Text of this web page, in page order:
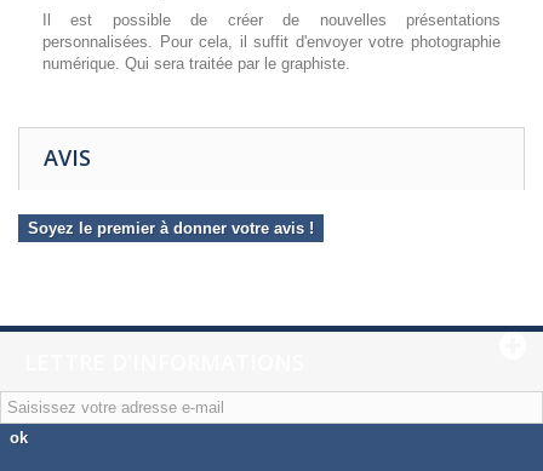
Il est possible de créer de nouvelles présentations
personnalisées. Pour cela, il suffit d'envoyer votre photographie
numérique. Qui sera traitée par le graphiste.
AVIS
Soyez le premier à donner votre avis !
ok